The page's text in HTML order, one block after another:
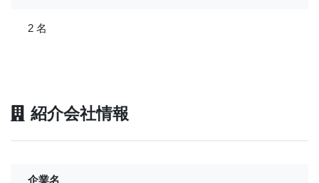
2 名
紹介会社情報
企業名